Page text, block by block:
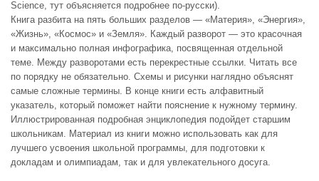
Science, тут объясняется подробнее по-русски).
Книга разбита на пять больших разделов — «Материя», «Энергия»,
«Жизнь», «Космос» и «Земля». Каждый разворот — это красочная
и максимально полная инфографика, посвященная отдельной
теме. Между разворотами есть перекрестные ссылки. Читать все
по порядку не обязательно. Схемы и рисунки наглядно объяснят
самые сложные термины. В конце книги есть алфавитный
указатель, который поможет найти пояснение к нужному термину.
Иллюстрированная подробная энциклопедия подойдет старшим
школьникам. Материал из книги можно использовать как для
лучшего усвоения школьной программы, для подготовки к
докладам и олимпиадам, так и для увлекательного досуга.